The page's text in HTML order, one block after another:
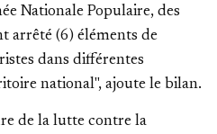
Nationale Populaire, des
arrêté (6) éléments de
dans différentes
national", ajoute le bilan.
de la lutte contre la